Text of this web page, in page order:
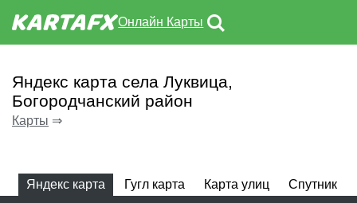
Онлайн Карты
Яндекс карта села Луквица,
Богородчанский район
Карты ⇒
Яндекс карта Гугл карта Карта улиц Спутник